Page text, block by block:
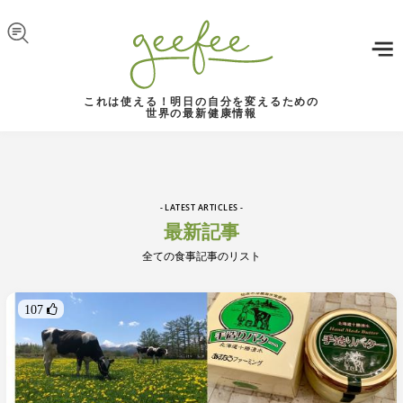
これは使える！明日の自分を変えるための
世界の最新健康情報
- LATEST ARTICLES -
最新記事
全ての食事記事のリスト
107 